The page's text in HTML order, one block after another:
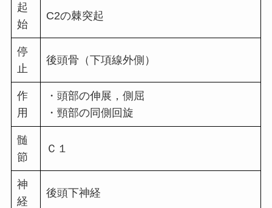
起
始
C2の棘突起
停
止
後頭骨（下項線外側）
作
用
・頭部の伸展，側屈
・頸部の同側回旋
髄
節
Ｃ１
神
経
後頭下神経